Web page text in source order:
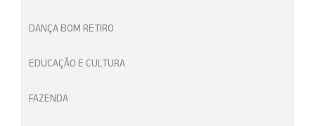
DANÇA BOM RETIRO
EDUCAÇÃO E CULTURA
FAZENDA